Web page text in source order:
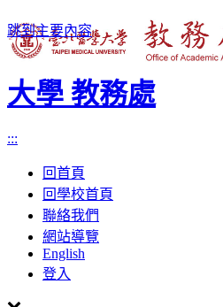
跳到主要內容
大學 教務處
:::
回首頁
回學校首頁
聯絡我們
網站導覽
English
登入